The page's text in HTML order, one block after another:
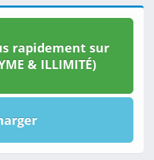
rapidement sur
& ILLIMITÉ)